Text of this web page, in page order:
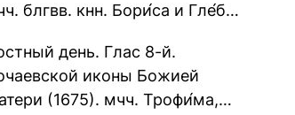
блгвв. кнн. Бори́са и Гле́ба,
(1015). Прп....
день. Глас 8-й.
иконы Божией
(1675). мчч. Трофи́ма,